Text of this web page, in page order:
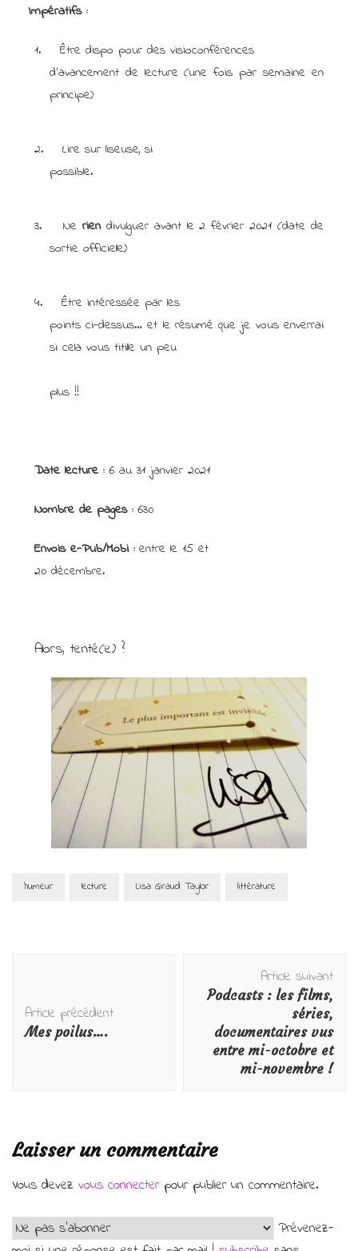
Impératifs :
1.
Être dispo pour des visioconférences
d’avancement de lecture (une fois par semaine en
principe)
2.
Lire sur liseuse, si
possible.
3. Neriendivulguer avant le 2 février 2021 (date de
sortie officielle)
4.
Être intéressée par les
points ci-dessus… et le résumé que je vous enverrai
si cela vous titille un peu
plus !!
Date lecture :6 au 31 janvier 2021
Nombre de pages :630
Envois e-Pub/Mobi :entre le 15 et
20 décembre.
Alors, tenté(e) ?
humeur lecture Lisa Giraud Taylor littérature
Article précédent
Mes poilus….
Article suivant
Podcasts : les films,
séries,
documentaires vus
entre mi-octobre et
mi-novembre !
Laisser un commentaire
Vous devez vous connecterpour publier un commentaire.
Prévenez-